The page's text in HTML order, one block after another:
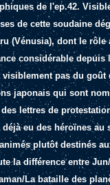
de l'ep.42.
de cette soudaine
(Vénusia), dont le rôle
considérable depuis
pas du goût
japonais qui sont
lettres de
eu des héroïnes au
plutôt destinés
la différence entre
La bataille des